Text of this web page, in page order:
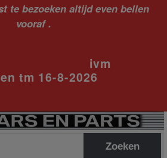
te bezoeken altijd even bellen
vooraf .
tm 16-8-2026
Zoeken